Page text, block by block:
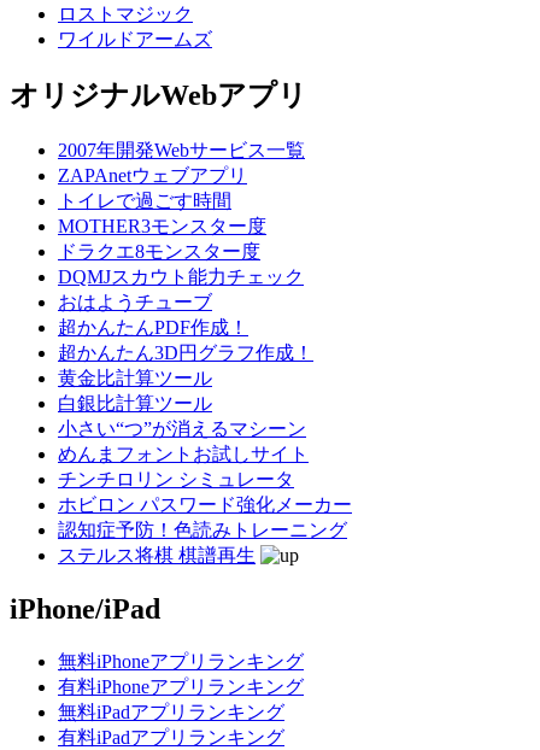
ロストマジック
ワイルドアームズ
オリジナルWebアプリ
2007年開発Webサービス一覧
ZAPAnetウェブアプリ
トイレで過ごす時間
MOTHER3モンスター度
ドラクエ8モンスター度
DQMJスカウト能力チェック
おはようチューブ
超かんたんPDF作成！
超かんたん3D円グラフ作成！
黄金比計算ツール
白銀比計算ツール
小さい“つ”が消えるマシーン
めんまフォントお試しサイト
チンチロリン シミュレータ
ホビロン パスワード強化メーカー
認知症予防！色読みトレーニング
ステルス将棋 棋譜再生
iPhone/iPad
無料iPhoneアプリランキング
有料iPhoneアプリランキング
無料iPadアプリランキング
有料iPadアプリランキング